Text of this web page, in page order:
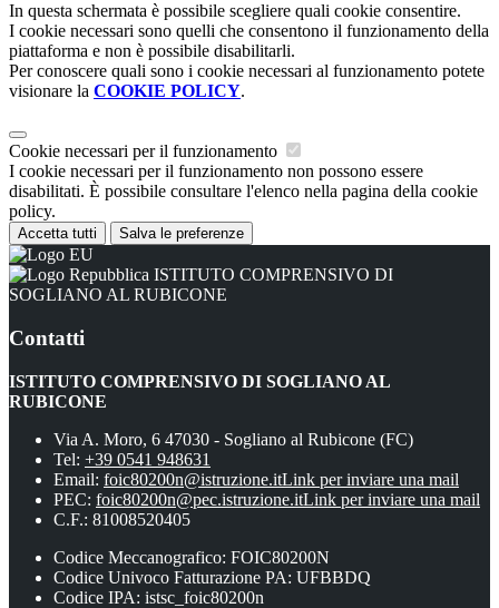
In questa schermata è possibile scegliere quali cookie consentire.
I cookie necessari sono quelli che consentono il funzionamento della
piattaforma e non è possibile disabilitarli.
Per conoscere quali sono i cookie necessari al funzionamento potete
visionare la COOKIE POLICY.
Cookie necessari per il funzionamento
I cookie necessari per il funzionamento non possono essere
disabilitati. È possibile consultare l'elenco nella pagina della cookie
policy.
Accetta tutti Salva le preferenze
ISTITUTO COMPRENSIVO DI
SOGLIANO AL RUBICONE
Contatti
ISTITUTO COMPRENSIVO DI SOGLIANO AL
RUBICONE
Via A. Moro, 6 47030 - Sogliano al Rubicone (FC)
Tel: +39 0541 948631
Email: foic80200n@istruzione.itLink per inviare una mail
PEC: foic80200n@pec.istruzione.itLink per inviare una mail
C.F.: 81008520405
Codice Meccanografico: FOIC80200N
Codice Univoco Fatturazione PA: UFBBDQ
Codice IPA: istsc_foic80200n